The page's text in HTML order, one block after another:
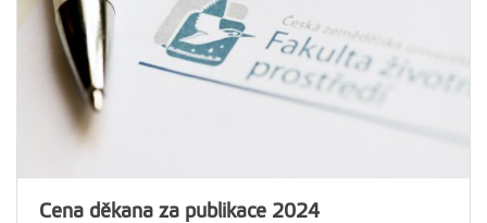
Cena děkana za publikace 2024